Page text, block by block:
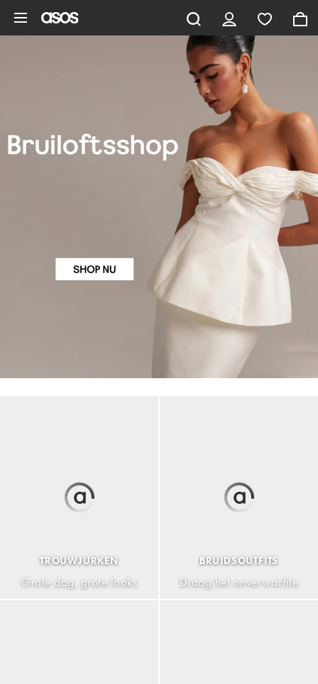
Women's Wedding Fashion & Inspiration
TROUWJURKEN
Grote dag, grote looks
BRUIDSOUTFITS
Draag het onverwachte